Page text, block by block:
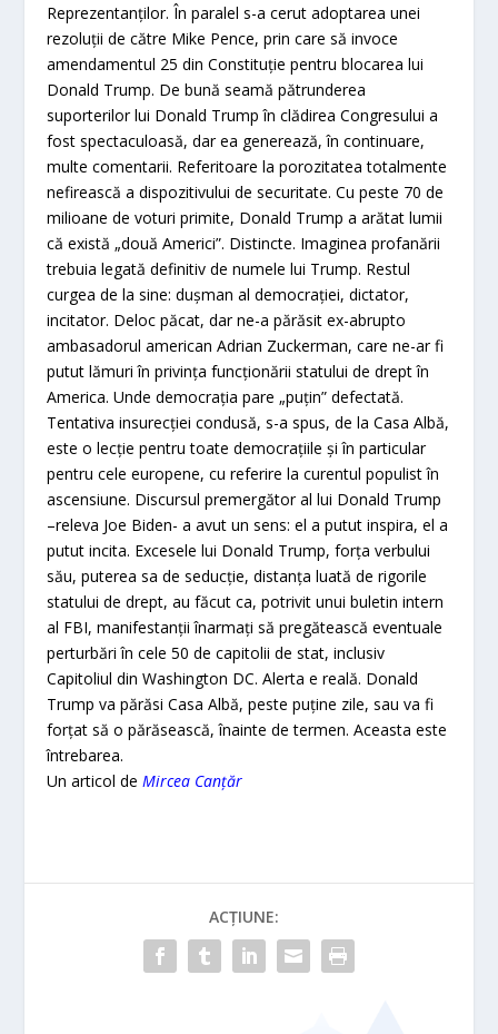
Reprezentanţilor. În paralel s-a cerut adoptarea unei
rezoluţii de către Mike Pence, prin care să invoce
amendamentul 25 din Constituţie pentru blocarea lui
Donald Trump. De bună seamă pătrunderea
suporterilor lui Donald Trump în clădirea Congresului a
fost spectaculoasă, dar ea generează, în continuare,
multe comentarii. Referitoare la porozitatea totalmente
nefirească a dispozitivului de securitate. Cu peste 70 de
milioane de voturi primite, Donald Trump a arătat lumii
că există „două Americi”. Distincte. Imaginea profanării
trebuia legată definitiv de numele lui Trump. Restul
curgea de la sine: duşman al democraţiei, dictator,
incitator. Deloc păcat, dar ne-a părăsit ex-abrupto
ambasadorul american Adrian Zuckerman, care ne-ar fi
putut lămuri în privinţa funcţionării statului de drept în
America. Unde democraţia pare „puţin” defectată.
Tentativa insurecţiei condusă, s-a spus, de la Casa Albă,
este o lecţie pentru toate democraţiile şi în particular
pentru cele europene, cu referire la curentul populist în
ascensiune. Discursul premergător al lui Donald Trump
–releva Joe Biden- a avut un sens: el a putut inspira, el a
putut incita. Excesele lui Donald Trump, forţa verbului
său, puterea sa de seducţie, distanţa luată de rigorile
statului de drept, au făcut ca, potrivit unui buletin intern
al FBI, manifestanţii înarmaţi să pregătească eventuale
perturbări în cele 50 de capitolii de stat, inclusiv
Capitoliul din Washington DC. Alerta e reală. Donald
Trump va părăsi Casa Albă, peste puţine zile, sau va fi
forţat să o părăsească, înainte de termen. Aceasta este
întrebarea.
Un articol deMircea Canțăr
ACȚIUNE: